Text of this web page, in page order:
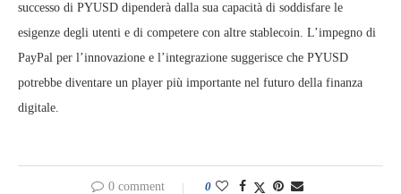
successo di PYUSD dipenderà dalla sua capacità di soddisfare le
esigenze degli utenti e di competere con altre stablecoin. L’impegno di
PayPal per l’innovazione e l’integrazione suggerisce che PYUSD
potrebbe diventare un player più importante nel futuro della finanza
digitale.
0 comment 0